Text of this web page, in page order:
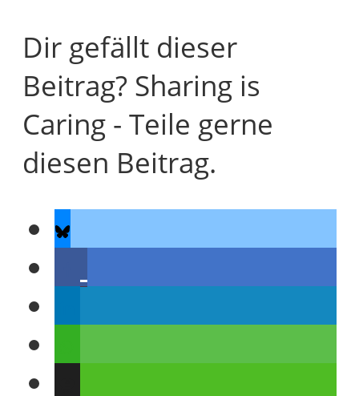
Dir gefällt dieser
Beitrag? Sharing is
Caring - Teile gerne
diesen Beitrag.